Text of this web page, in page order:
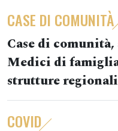
CASE DI COMUNITÀ
Case di
Medici di
strutture regionali
COVID